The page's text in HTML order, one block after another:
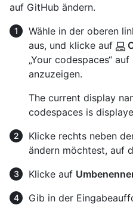
auf GitHub ändern.
Wähle in der oberen
aus, und klicke auf
„Your codespaces“ auf
anzuzeigen.
The current display
codespaces is
Klicke rechts neben
ändern möchtest, auf
Klicke auf
Gib in der